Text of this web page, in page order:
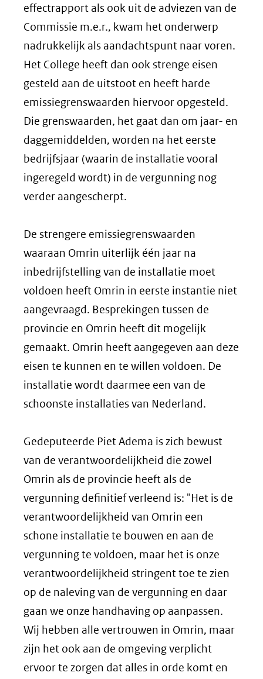
effectrapport als ook uit de adviezen van de
Commissie m.e.r., kwam het onderwerp
nadrukkelijk als aandachtspunt naar voren.
Het College heeft dan ook strenge eisen
gesteld aan de uitstoot en heeft harde
emissiegrenswaarden hiervoor opgesteld.
Die grenswaarden, het gaat dan om jaar- en
daggemiddelden, worden na het eerste
bedrijfsjaar (waarin de installatie vooral
ingeregeld wordt) in de vergunning nog
verder aangescherpt.
De strengere emissiegrenswaarden
waaraan Omrin uiterlijk één jaar na
inbedrijfstelling van de installatie moet
voldoen heeft Omrin in eerste instantie niet
aangevraagd. Besprekingen tussen de
provincie en Omrin heeft dit mogelijk
gemaakt. Omrin heeft aangegeven aan deze
eisen te kunnen en te willen voldoen. De
installatie wordt daarmee een van de
schoonste installaties van Nederland.
Gedeputeerde Piet Adema is zich bewust
van de verantwoordelijkheid die zowel
Omrin als de provincie heeft als de
vergunning definitief verleend is: "Het is de
verantwoordelijkheid van Omrin een
schone installatie te bouwen en aan de
vergunning te voldoen, maar het is onze
verantwoordelijkheid stringent toe te zien
op de naleving van de vergunning en daar
gaan we onze handhaving op aanpassen.
Wij hebben alle vertrouwen in Omrin, maar
zijn het ook aan de omgeving verplicht
ervoor te zorgen dat alles in orde komt en